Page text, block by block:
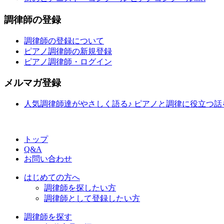
調律師の登録
調律師の登録について
ピアノ調律師の新規登録
ピアノ調律師・ログイン
メルマガ登録
人気調律師達がやさしく語る♪ ピアノと調律に役立つ話
トップ
Q&A
お問い合わせ
はじめての方へ
調律師を探したい方
調律師として登録したい方
調律師を探す